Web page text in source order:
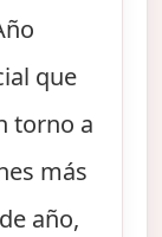
que
torno a
más
año,